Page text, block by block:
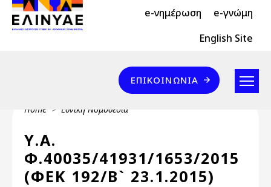
Skip to main content
Header Top 2 e-νημέρωση e-γνώμη
Header Top English Site
Επικοινωνία
ΕΠΙΚΟΙΝΩΝΊΑ
Breadcrumb
Home Εθνική Νομοθεσία
Υ.Α.
Φ.40035/41931/1653/2015
(ΦΕΚ 192/Β` 23.1.2015)